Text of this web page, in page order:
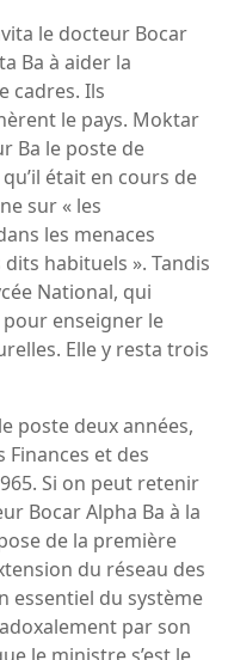
le docteur Bocar
Ba à aider la
cadres. Ils
le pays. Moktar
Ba le poste de
était en cours de
sur « les
les menaces
habituels ». Tandis
National, qui
enseigner le
Elle y resta trois
poste deux années,
Finances et des
Si on peut retenir
Bocar Alpha Ba à la
de la première
du réseau des
essentiel du système
par son